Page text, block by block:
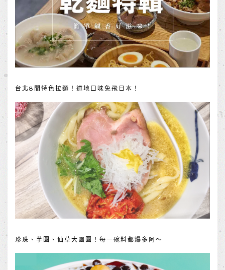
台北8間特色拉麵！道地口味免飛日本！
珍珠、芋圓、仙草大團圓！每一碗料都爆多阿～